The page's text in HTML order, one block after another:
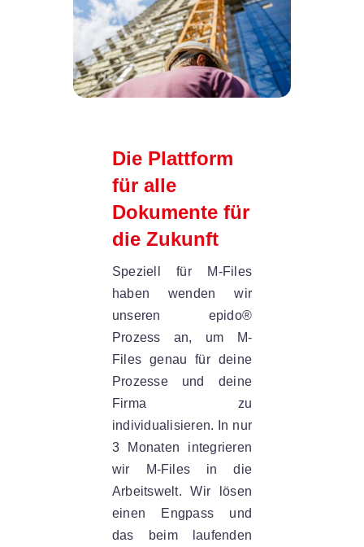
Die Plattform
für alle
Dokumente für
die Zukunft
Speziell für M-Files
haben wenden wir
unseren epido®
Prozess an, um M-
Files genau für deine
Prozesse und deine
Firma zu
individualisieren. In nur
3 Monaten integrieren
wir M-Files in die
Arbeitswelt. Wir lösen
einen Engpass und
das beim laufenden